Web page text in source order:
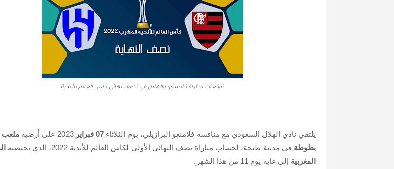
توقعات مباراة فلامنغو والهلال في نصف نهائي كأس العالم للأندية
يلتقي نادي الهلال السعودي مع منافسه فلامنغو البرازيلي، يوم الثلاثاء07 فبراير 2023 على أرضية
ملعب
بطوطة في مدينة طنجة، لحساب مباراة نصف النهائي الأولى لكاس العالم للأندية 2022، الذي تحتضنه
المغربية إلى غاية يوم 11 من هذا الشهر.